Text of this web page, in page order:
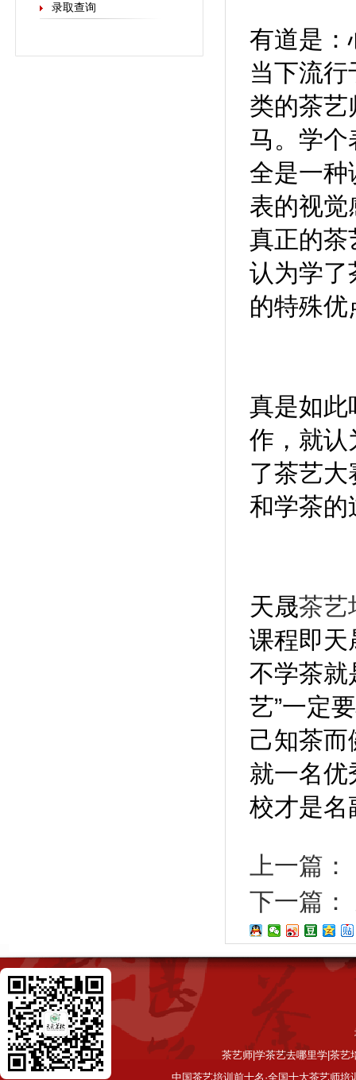
录取查询
有道是：
当下流
类的茶艺
马。学个
全是一种
表的视觉
真正的茶
认为学了
的特殊优
真是如此
作，就认
了茶艺
和学茶的
天晟茶艺
课程即天
不学茶就
艺”一定
己知茶而
就一名优
校才是名
上一篇：
下一篇：
茶艺师|学茶艺去哪里学|茶艺
中国茶艺培训前十名·全国十大茶艺师培